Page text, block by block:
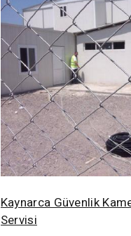
Kaynarca Güvenlik
Servisi